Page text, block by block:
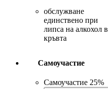
обслужване
единствено при
липса на алкохол в
кръвта
Самоучастие
Самоучастие 25%